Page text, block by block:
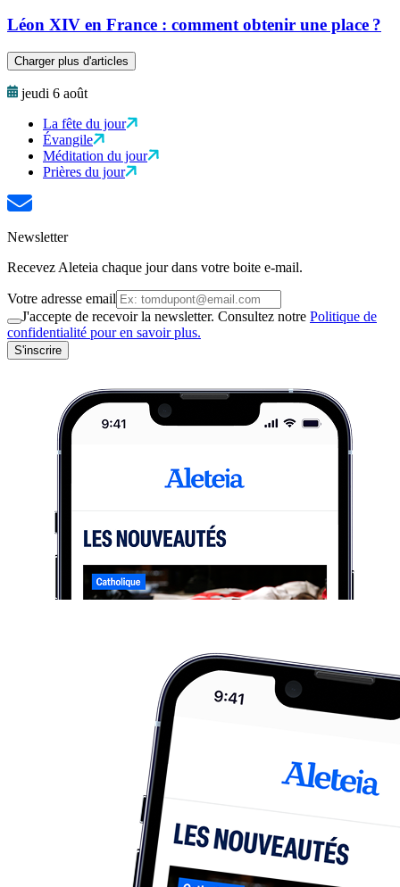
Léon XIV en France : comment obtenir une place ?
Charger plus d'articles
jeudi 6 août
La fête du jour
Évangile
Méditation du jour
Prières du jour
Newsletter
Recevez Aleteia chaque jour dans votre boite e-mail.
Votre adresse email
J'accepte de recevoir la newsletter. Consultez notre Politique de
confidentialité pour en savoir plus.
S'inscrire